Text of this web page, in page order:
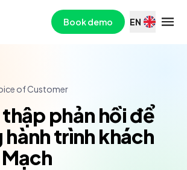
Book demo EN
of Customer
phản hồi để
trình khách